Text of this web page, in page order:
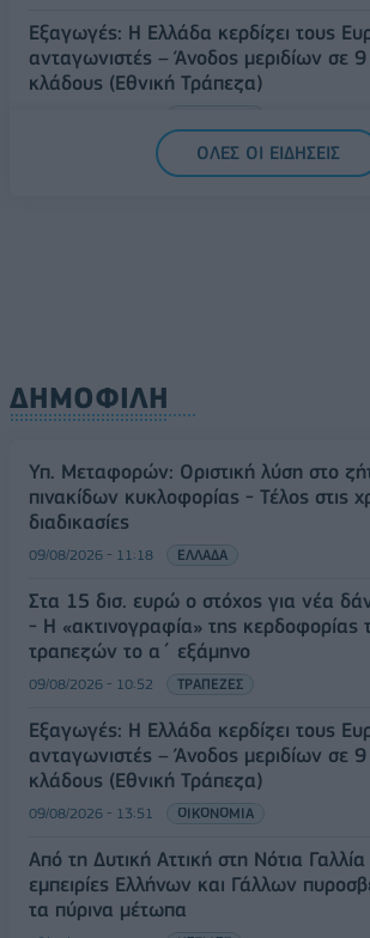
Εξαγωγές: Η Ελλάδα κερδίζει τους
ανταγωνιστές – Άνοδος μεριδίων σε
κλάδους (Εθνική Τράπεζα)
ΟΛΕΣ ΟΙ ΕΙΔΗΣΕΙΣ
ΔΗΜΟΦΙΛΗ
Υπ. Μεταφορών: Οριστική λύση στο
πινακίδων κυκλοφορίας - Τέλος στις
διαδικασίες
09/08/2026 - 11:18 ΕΛΛΑΔΑ
Στα 15 δισ. ευρώ ο στόχος για νέα
- Η «ακτινογραφία» της κερδοφορίας
τραπεζών το α΄ εξάμηνο
09/08/2026 - 10:52 ΤΡΑΠΕΖΕΣ
Εξαγωγές: Η Ελλάδα κερδίζει τους
ανταγωνιστές – Άνοδος μεριδίων σε
κλάδους (Εθνική Τράπεζα)
09/08/2026 - 13:51 ΟΙΚΟΝΟΜΙΑ
Από τη Δυτική Αττική στη Νότια Γαλλία
εμπειρίες Ελλήνων και Γάλλων
τα πύρινα μέτωπα